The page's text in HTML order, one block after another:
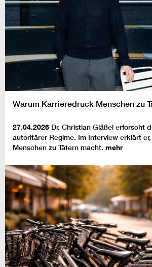
Warum Karrieredruck Menschen zu
27.04.2026 Dr. Christian Gläßel erforscht
autoritärer Regime. Im Interview erklärt
Menschen zu Tätern macht. mehr